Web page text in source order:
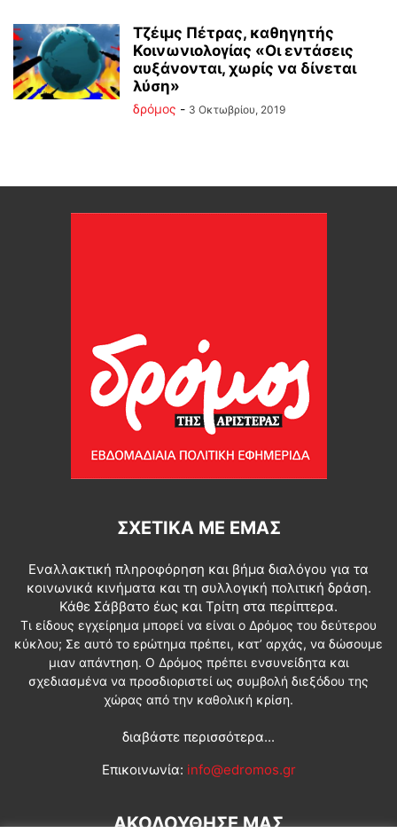
Τζέιμς Πέτρας, καθηγητής
Κοινωνιολογίας «Οι εντάσεις
αυξάνονται, χωρίς να δίνεται
λύση»
δρόμος - 3 Οκτωβρίου, 2019
ΣΧΕΤΙΚΆ ΜΕ ΕΜΆΣ
Εναλλακτική πληροφόρηση και βήμα διαλόγου για τα
κοινωνικά κινήματα και τη συλλογική πολιτική δράση.
Κάθε Σάββατο έως και Τρίτη στα περίπτερα.
Τι είδους εγχείρημα μπορεί να είναι ο Δρόμος του δεύτερου
κύκλου; Σε αυτό το ερώτημα πρέπει, κατ’ αρχάς, να δώσουμε
μιαν απάντηση. Ο Δρόμος πρέπει ενσυνείδητα και
σχεδιασμένα να προσδιοριστεί ως συμβολή διεξόδου της
χώρας από την καθολική κρίση.
διαβάστε περισσότερα...
Επικοινωνία: info@edromos.gr
ΑΚΟΛΟΥΘΗΣΕ ΜΑΣ